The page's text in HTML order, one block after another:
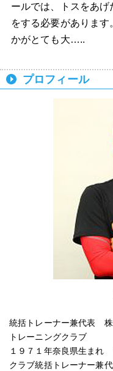
ールでは、トスをあ
をする必要がありま
かがとても大…..
プロフィール
統括トレーナー兼代表
トレーニングクラブ
１９７１年奈良県生まれ
クラブ統括トレーナー兼